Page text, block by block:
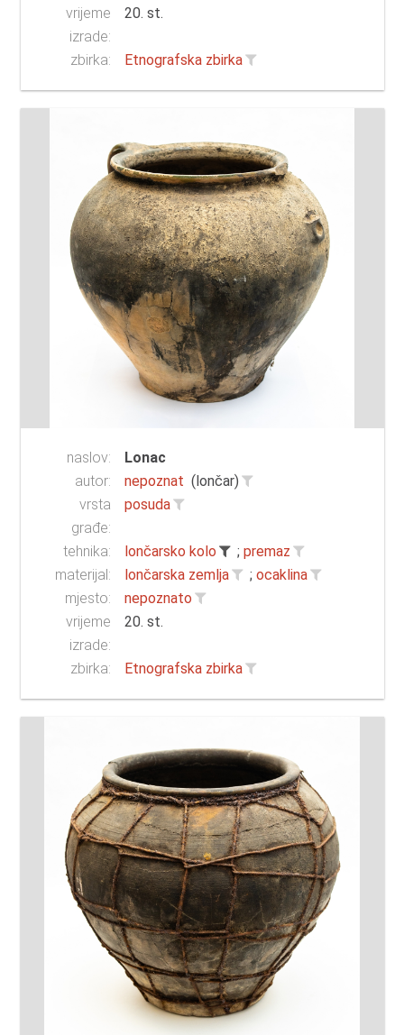
vrijeme
izrade:
20. st.
zbirka: Etnografska zbirka
naslov:
Lonac
autor:
nepoznat (lončar)
vrsta
građe:
posuda
tehnika: lončarsko kolo ; premaz
materijal:
lončarska zemlja ; ocaklina
mjesto:
nepoznato
vrijeme
izrade:
20. st.
zbirka: Etnografska zbirka